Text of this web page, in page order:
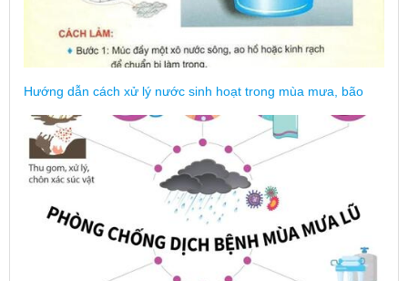
Hướng dẫn cách xử lý nước sinh hoạt trong mùa mưa, bão